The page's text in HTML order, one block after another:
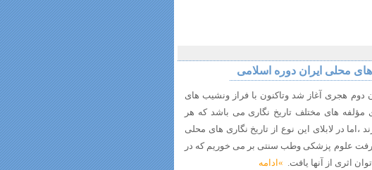
محلی ایران دوره اسلامی
دوم هجری آغاز شد وتاکنون با فراز ونشیب های
مؤلفه های مختلف تاریخ نگاری می باشد که هر
در لابلای این نوع از تاریخ نگاری های محلی
علوم پزشکی وطب سنتی بر می خوریم که در
اثری از آنها یافت. »ادامه